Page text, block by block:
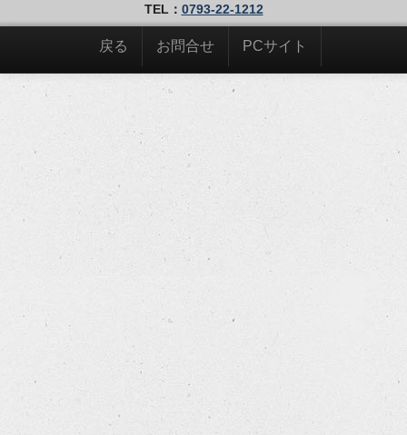
TEL： 0793-22-1212
戻る お問合せ PCサイト